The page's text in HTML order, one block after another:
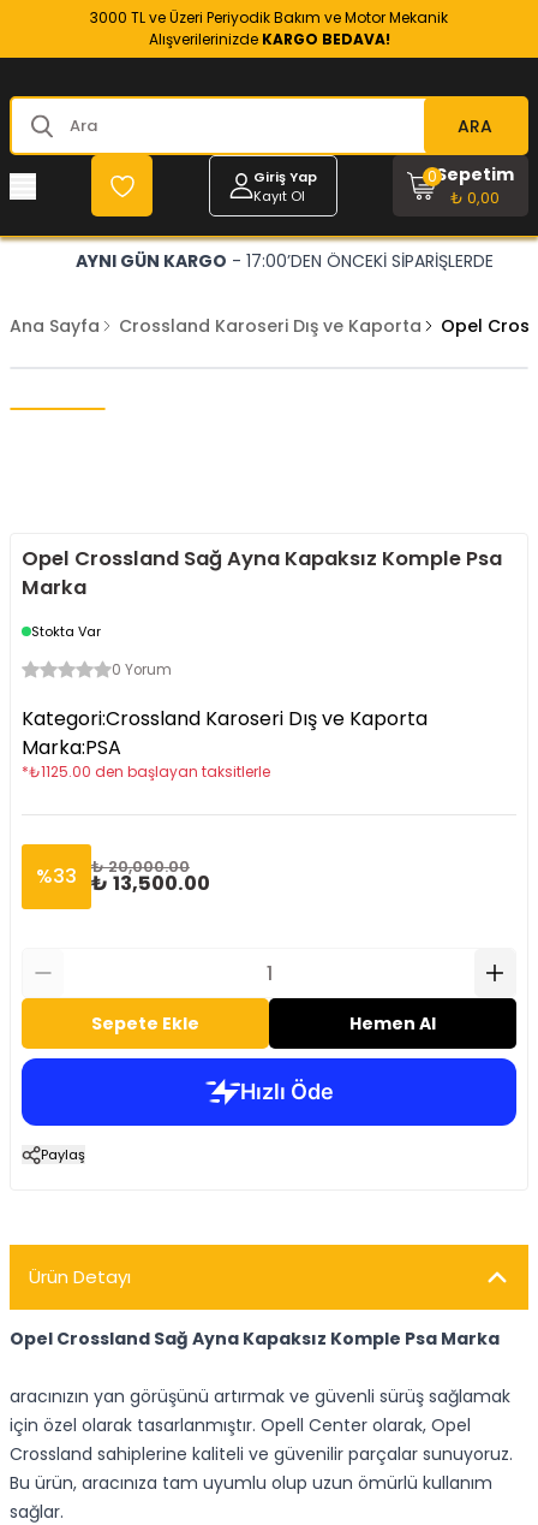
3000 TL ve Üzeri Periyodik Bakım ve Motor Mekanik
Alışverilerinizde KARGO BEDAVA!
ARA
Giriş Yap
Kayıt Ol
Sepetim
₺ 0,00
0
AYNI GÜN KARGO - 17:00’DEN ÖNCEKİ SİPARİŞLERDE
Ana Sayfa Crossland Karoseri Dış ve Kaporta Opel
Opel Crossland Sağ Ayna Kapaksız Komple Psa
Marka
Stokta Var
0 Yorum
Kategori:Crossland Karoseri Dış ve Kaporta
Marka:PSA
*₺1125.00 den başlayan taksitlerle
%33 ₺ 20,000.00
₺ 13,500.00
Sepete Ekle Hemen Al
Paylaş
Ürün Detayı
Opel Crossland Sağ Ayna Kapaksız Komple Psa Marka
aracınızın yan görüşünü artırmak ve güvenli sürüş sağlamak
için özel olarak tasarlanmıştır. Opell Center olarak, Opel
Crossland sahiplerine kaliteli ve güvenilir parçalar sunuyoruz.
Bu ürün, aracınıza tam uyumlu olup uzun ömürlü kullanım
sağlar.